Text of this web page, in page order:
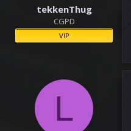
tekkenThug
CGPD
VIP
L